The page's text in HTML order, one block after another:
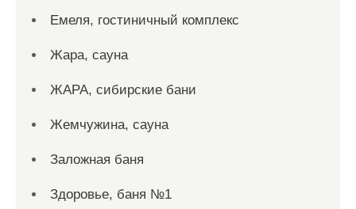
Емеля, гостиничный комплекс
Жара, сауна
ЖАРА, сибирские бани
Жемчужина, сауна
Заложная баня
Здоровье, баня №1